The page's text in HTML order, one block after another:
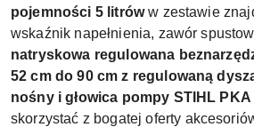
pojemności 5 litrów w zestawie
wskaźnik napełnienia, zawór
natryskowa regulowana
52 cm do 90 cm z regulowaną
nośny i głowica pompy STIHL PKA
skorzystać z bogatej oferty